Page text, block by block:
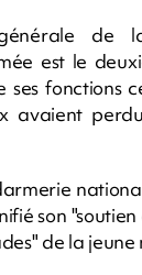
de
est le
ses fonctions
avaient
son
de la jeune